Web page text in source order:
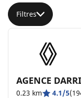
Filtres
AGENCE
0.23 km 4.1/5